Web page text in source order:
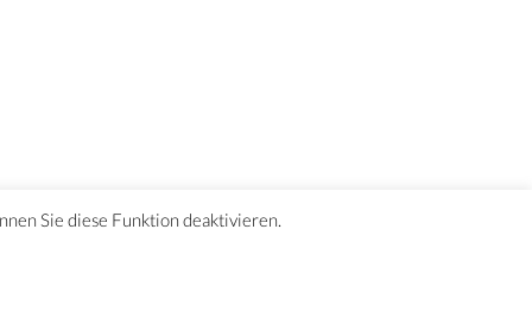
Sie diese Funktion deaktivieren.